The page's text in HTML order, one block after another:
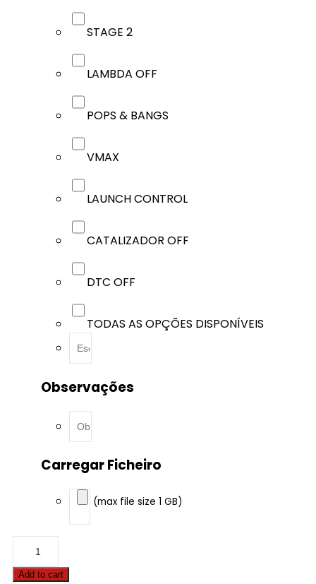
STAGE 2
LAMBDA OFF
POPS & BANGS
VMAX
LAUNCH CONTROL
CATALIZADOR OFF
DTC OFF
TODAS AS OPÇÕES DISPONÍVEIS
Observações
Carregar Ficheiro
(max file size 1 GB)
B5
- Add to cart